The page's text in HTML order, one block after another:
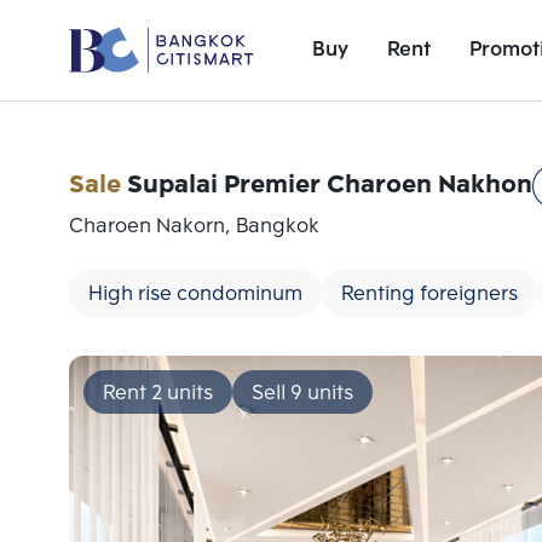
Buy Rent
SaleSupalai Premier Charoen Nakhon
Charoen Nakorn, Bangkok
High rise condominum Renting foreigners
Rent 2 units Sell 9 units
Add comparative units